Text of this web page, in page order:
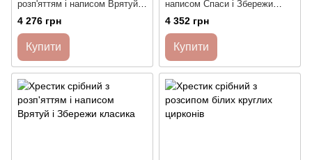
розп'яттям і написом Врятуй і
Збережи
4 276 грн
Купити
написом Спаси і Збережи
класичний
4 352 грн
Купити